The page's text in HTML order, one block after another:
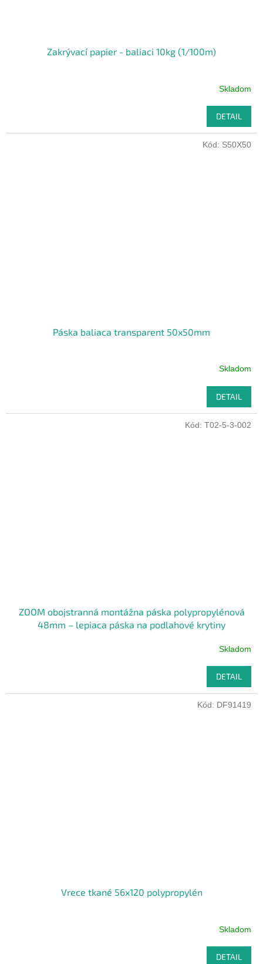
Zakrývací papier - baliaci 10kg (1/100m)
Skladom
DETAIL
Páska baliaca transparent 50x50mm
Skladom
DETAIL
Kód: S50X50
ZOOM obojstranná montážna páska polypropylénová
48mm – lepiaca páska na podlahové krytiny
Skladom
DETAIL
Kód: T02-5-3-002
Vrece tkané 56x120 polypropylén
Skladom
DETAIL
Kód: DF91419